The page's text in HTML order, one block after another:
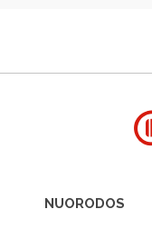
NUORODOS